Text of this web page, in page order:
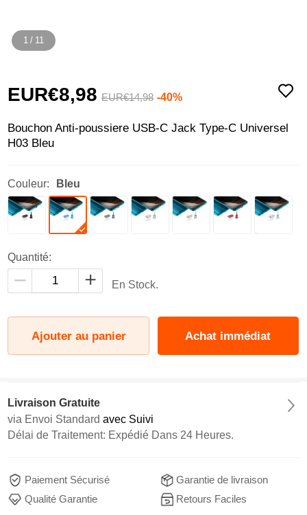
1 / 11
EUR€8,98 EUR€14,98 -40%
Bouchon Anti-poussiere USB-C Jack Type-C Universel
H03 Bleu
Couleur: Bleu
Quantité:
En Stock.
Ajouter au panier Achat immédiat
Livraison Gratuite
via Envoi Standard avec Suivi
Délai de Traitement: Expédié Dans 24 Heures.
Paiement Sécurisé
Garantie de livraison
Qualité Garantie
Retours Faciles